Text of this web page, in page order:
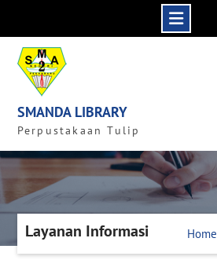
content
SMANDA LIBRARY
Perpustakaan Tulip
Layanan Informasi Home